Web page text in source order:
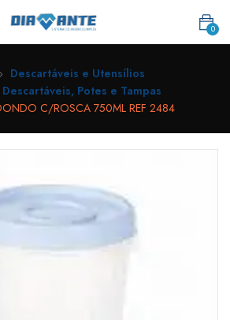
0
Descartáveis e Utensílios
Potes e Tampas
C/ROSCA 750ML REF 2484